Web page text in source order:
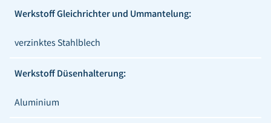
Werkstoff Gleichrichter und Ummantelung:
verzinktes Stahlblech
Werkstoff Düsenhalterung:
Aluminium